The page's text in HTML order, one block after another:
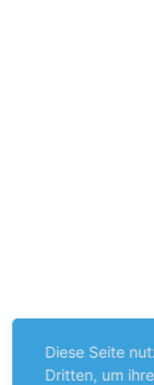
Diese Seite
Dritten, um